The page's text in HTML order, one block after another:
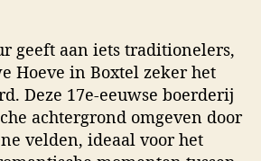
geeft aan iets traditionelers,
Hoeve in Boxtel zeker het
Deze 17e-eeuwse boerderij
achtergrond omgeven door
velden, ideaal voor het